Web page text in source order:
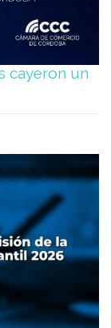
cayeron un